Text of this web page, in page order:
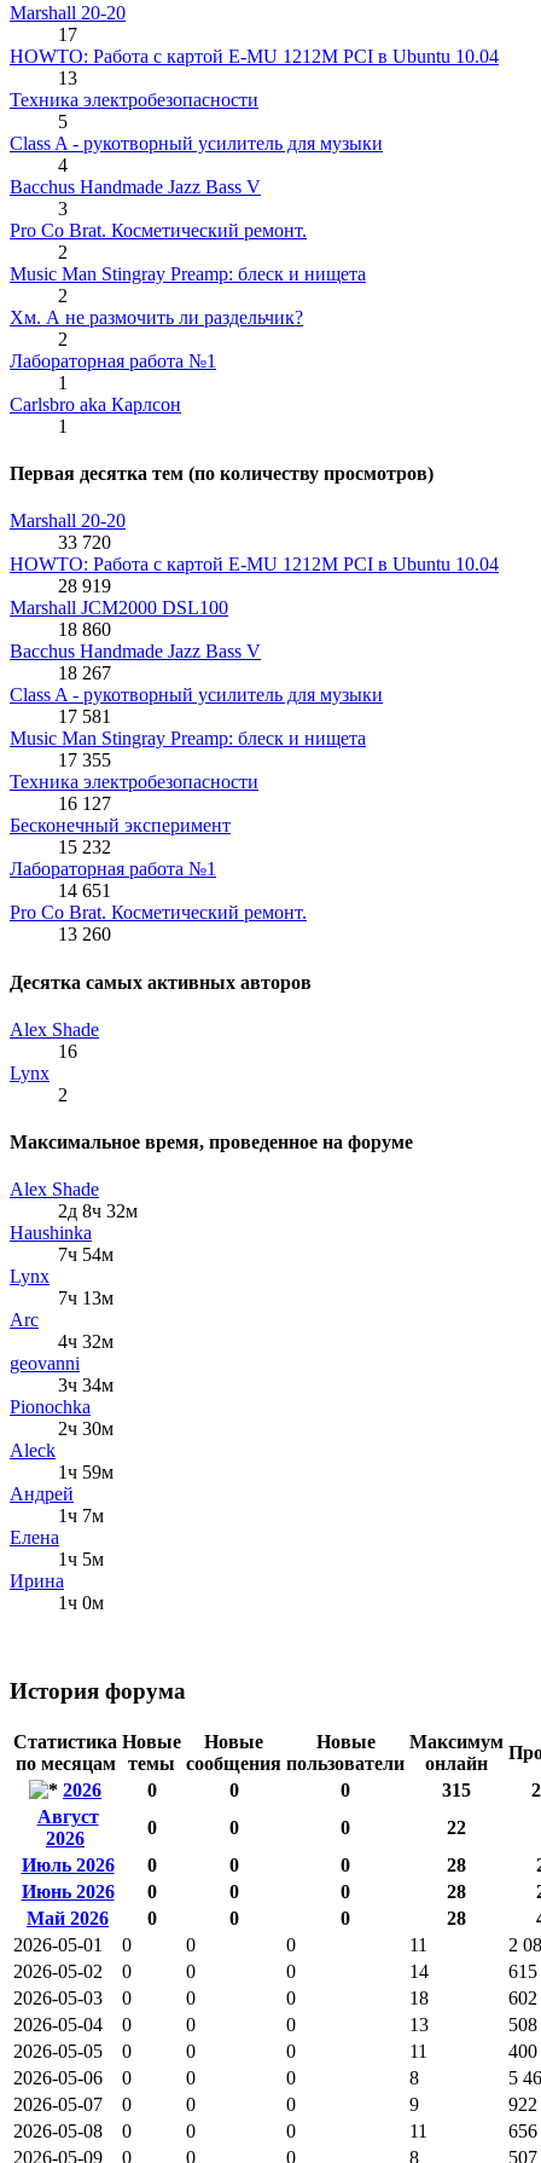
Marshall 20-20
17
HOWTO: Работа с картой E-MU 1212M PCI в Ubuntu 10.04
13
Техника электробезопасности
5
Class A - рукотворный усилитель для музыки
4
Bacchus Handmade Jazz Bass V
3
Pro Co Brat. Косметический ремонт.
2
Music Man Stingray Preamp: блеск и нищета
2
Хм. А не размочить ли раздельчик?
2
Лабораторная работа №1
1
Carlsbro aka Карлсон
1
Первая десятка тем (по количеству просмотров)
Marshall 20-20
33 720
HOWTO: Работа с картой E-MU 1212M PCI в Ubuntu 10.04
28 919
Marshall JCM2000 DSL100
18 860
Bacchus Handmade Jazz Bass V
18 267
Class A - рукотворный усилитель для музыки
17 581
Music Man Stingray Preamp: блеск и нищета
17 355
Техника электробезопасности
16 127
Бесконечный эксперимент
15 232
Лабораторная работа №1
14 651
Pro Co Brat. Косметический ремонт.
13 260
Десятка самых активных авторов
Alex Shade
16
Lynx
2
Максимальное время, проведенное на форуме
Alex Shade
2д 8ч 32м
Haushinka
7ч 54м
Lynx
7ч 13м
Arc
4ч 32м
geovanni
3ч 34м
Pionochka
2ч 30м
Aleck
1ч 59м
Андрей
1ч 7м
Елена
1ч 5м
Ирина
1ч 0м
История форума
Статистика
по месяцам
Новые
темы
Новые
сообщения
Новые
пользователи
Максимум
онлайн
2026
0 0 0 315
Август
2026
0 0 0 22
Июль 2026
0 0 0 28
Июнь 2026
0 0 0 28
Май 2026
0 0 0 28
2026-05-01
0 0 0 11
2
2026-05-02
0 0 0 14
615
2026-05-03
0 0 0 18
602
2026-05-04
0 0 0 13
508
2026-05-05
0 0 0 11
400
2026-05-06
0 0 0 8
5
2026-05-07
0 0 0 9
922
2026-05-08
0 0 0 11
656
2026-05-09
0 0 0 8 507